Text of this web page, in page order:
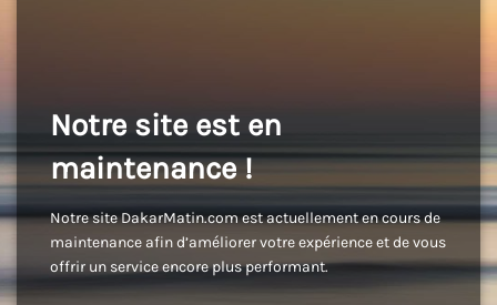
Notre site est en
maintenance !
Notre site DakarMatin.com est actuellement en cours de
maintenance afin d’améliorer votre expérience et de vous
offrir un service encore plus performant.